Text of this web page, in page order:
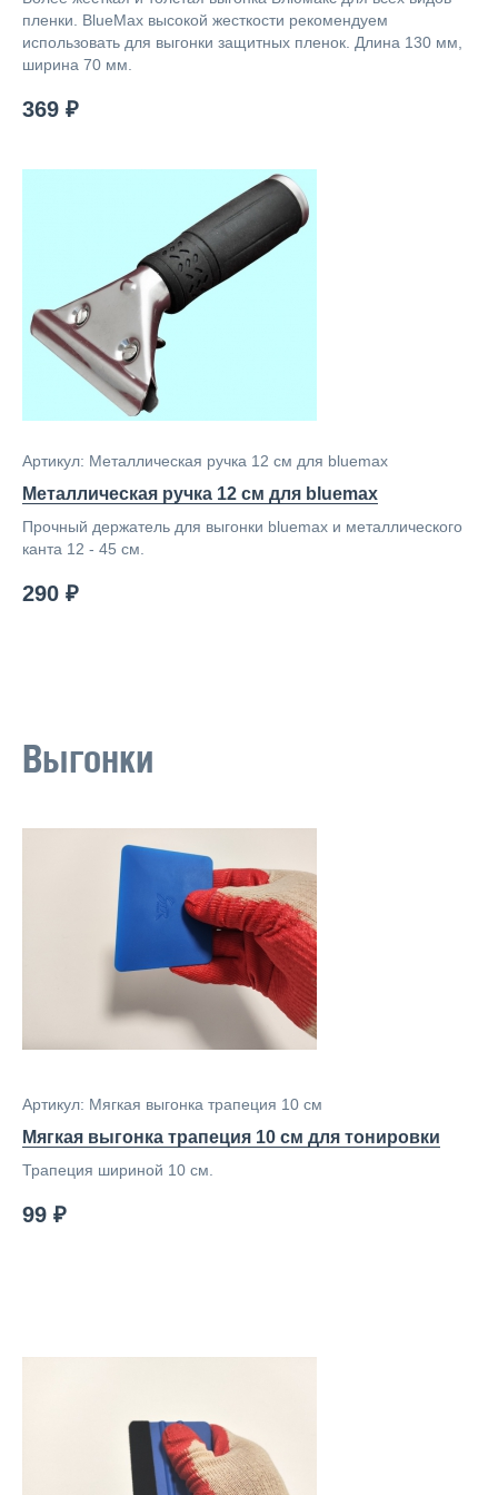
пленки. BlueMax высокой жесткости рекомендуем
использовать для выгонки защитных пленок. Длина 130 мм,
ширина 70 мм.
369 ₽
Артикул: Металлическая ручка 12 см для bluemax
Металлическая ручка 12 см для bluemax
Прочный держатель для выгонки bluemax и металлического
канта 12 - 45 см.
290 ₽
Выгонки
Артикул: Мягкая выгонка трапеция 10 см
Мягкая выгонка трапеция 10 см для тонировки
Трапеция шириной 10 см.
99 ₽